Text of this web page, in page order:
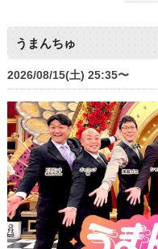
うまんちゅ
2026/08/15(土) 25:35〜